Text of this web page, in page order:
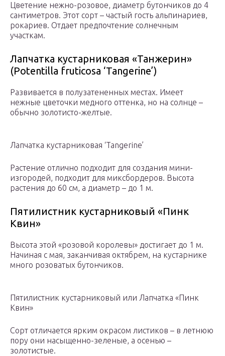
Цветение нежно-розовое, диаметр бутончиков до 4
сантиметров. Этот сорт – частый гость альпинариев,
рокариев. Отдает предпочтение солнечным
участкам.
Лапчатка кустарниковая «Танжерин»
(Potentilla fruticosa ‘Tangerine’)
Развивается в полузатененных местах. Имеет
нежные цветочки медного оттенка, но на солнце –
обычно золотисто-желтые.
Лапчатка кустарниковая ‘Tangerine’
Растение отлично подходит для создания мини-
изгородей, подходит для миксбордеров. Высота
растения до 60 см, а диаметр – до 1 м.
Пятилистник кустарниковый «Пинк
Квин»
Высота этой «розовой королевы» достигает до 1 м.
Начиная с мая, заканчивая октябрем, на кустарнике
много розоватых бутончиков.
Пятилистник кустарниковый или Лапчатка «Пинк
Квин»
Сорт отличается ярким окрасом листиков – в летнюю
пору они насыщенно-зеленые, а осенью –
золотистые.